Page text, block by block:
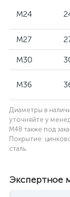
M24
M27
M30
M36
Диаметры в
уточняйте у
M48 также под
Покрытие:
сталь.
Экспертное